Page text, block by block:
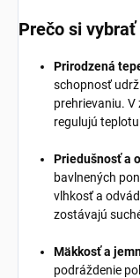
Prečo si
Prirodzená
schopnosť
prehrievaniu. V
regulujú
Priedušnosť a
bavlnených
vlhkosť a
zostávajú
Mäkkosť a
podráždenie